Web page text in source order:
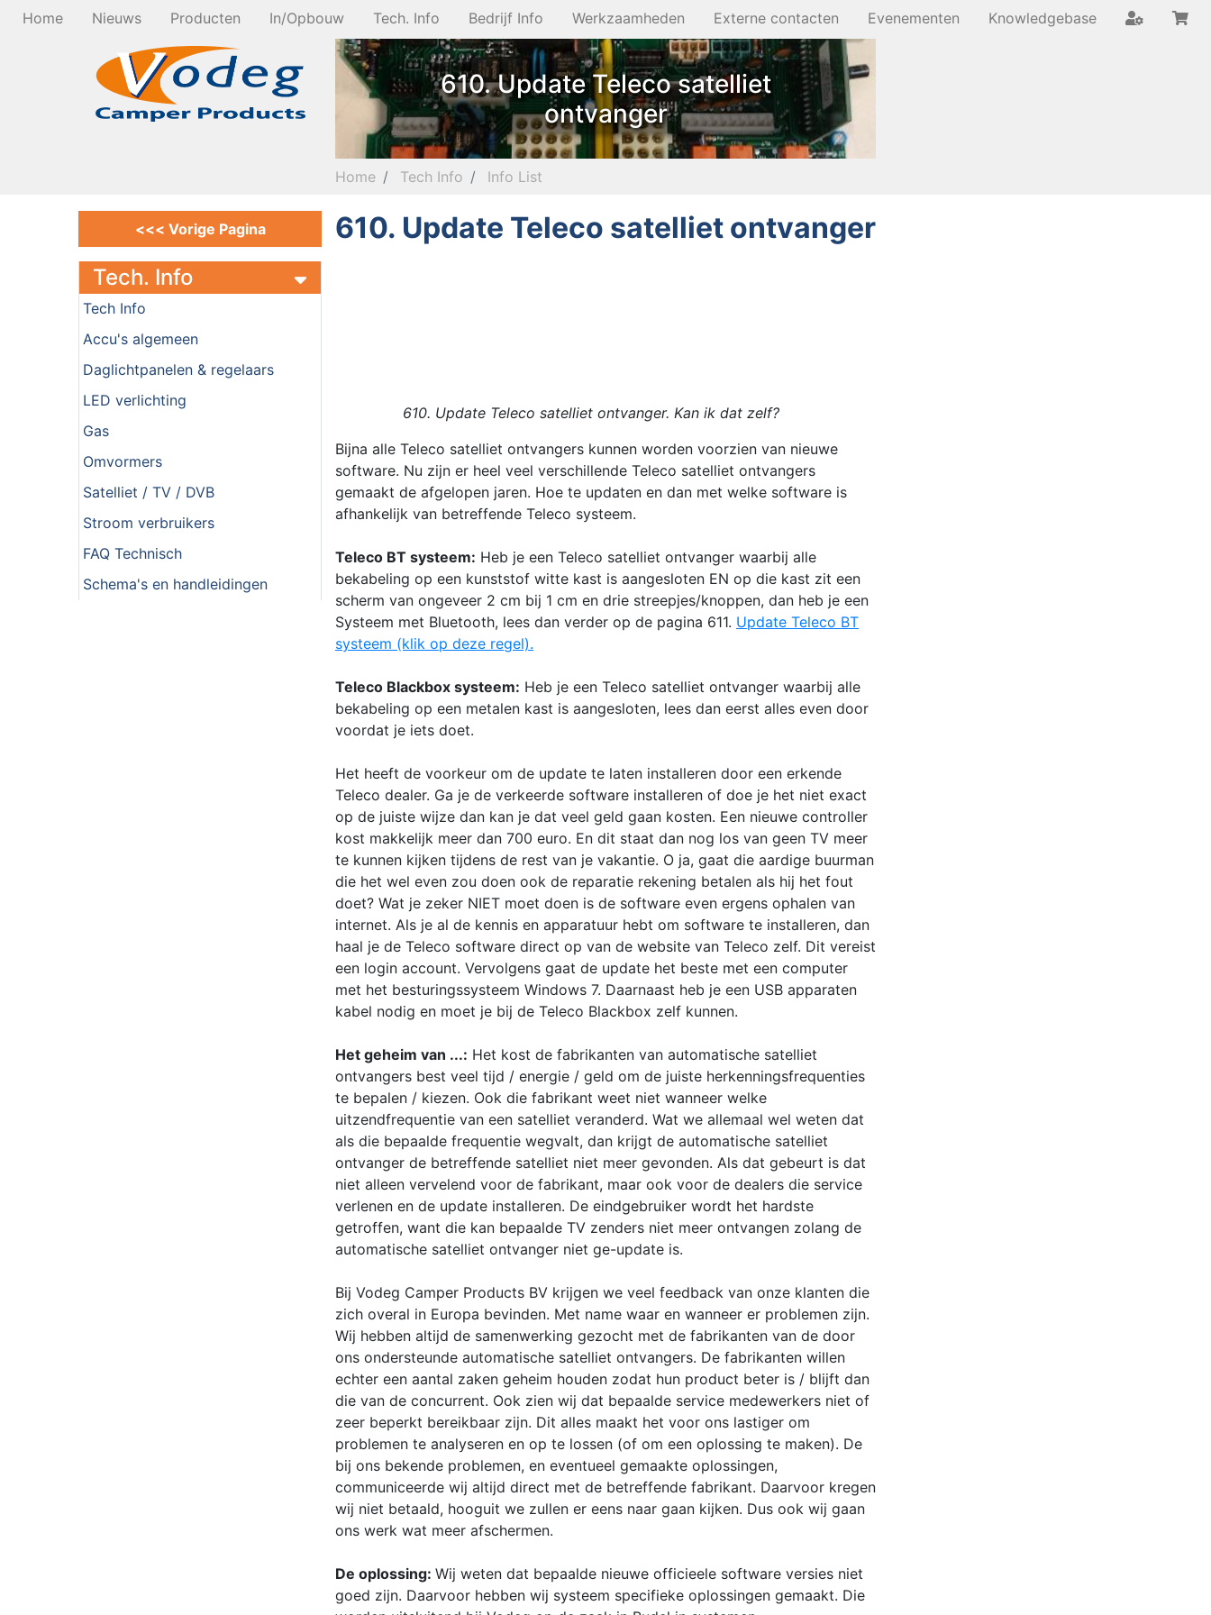
Home Nieuws Producten In/Opbouw Tech. Info Bedrijf Info Werkzaamheden Externe contacten Evenementen Knowledgebase
610. Update Teleco satelliet
ontvanger
Home Tech Info Info List
<<< Vorige Pagina
Tech. Info
Tech Info
Accu's algemeen
Daglichtpanelen & regelaars
LED verlichting
Gas
Omvormers
Satelliet / TV / DVB
Stroom verbruikers
FAQ Technisch
Schema's en handleidingen
610. Update Teleco satelliet ontvanger
610. Update Teleco satelliet ontvanger. Kan ik dat zelf?
Bijna alle Teleco satelliet ontvangers kunnen worden voorzien van nieuwe
software. Nu zijn er heel veel verschillende Teleco satelliet ontvangers
gemaakt de afgelopen jaren. Hoe te updaten en dan met welke software is
afhankelijk van betreffende Teleco systeem.
Teleco BT systeem: Heb je een Teleco satelliet ontvanger waarbij alle
bekabeling op een kunststof witte kast is aangesloten EN op die kast zit een
scherm van ongeveer 2 cm bij 1 cm en drie streepjes/knoppen, dan heb je een
Systeem met Bluetooth, lees dan verder op de pagina 611. Update Teleco BT
systeem (klik op deze regel).
Teleco Blackbox systeem: Heb je een Teleco satelliet ontvanger waarbij alle
bekabeling op een metalen kast is aangesloten, lees dan eerst alles even door
voordat je iets doet.
Het heeft de voorkeur om de update te laten installeren door een erkende
Teleco dealer. Ga je de verkeerde software installeren of doe je het niet exact
op de juiste wijze dan kan je dat veel geld gaan kosten. Een nieuwe controller
kost makkelijk meer dan 700 euro. En dit staat dan nog los van geen TV meer
te kunnen kijken tijdens de rest van je vakantie. O ja, gaat die aardige buurman
die het wel even zou doen ook de reparatie rekening betalen als hij het fout
doet? Wat je zeker NIET moet doen is de software even ergens ophalen van
internet. Als je al de kennis en apparatuur hebt om software te installeren, dan
haal je de Teleco software direct op van de website van Teleco zelf. Dit vereist
een login account. Vervolgens gaat de update het beste met een computer
met het besturingssysteem Windows 7. Daarnaast heb je een USB apparaten
kabel nodig en moet je bij de Teleco Blackbox zelf kunnen.
Het geheim van ...: Het kost de fabrikanten van automatische satelliet
ontvangers best veel tijd / energie / geld om de juiste herkenningsfrequenties
te bepalen / kiezen. Ook die fabrikant weet niet wanneer welke
uitzendfrequentie van een satelliet veranderd. Wat we allemaal wel weten dat
als die bepaalde frequentie wegvalt, dan krijgt de automatische satelliet
ontvanger de betreffende satelliet niet meer gevonden. Als dat gebeurt is dat
niet alleen vervelend voor de fabrikant, maar ook voor de dealers die service
verlenen en de update installeren. De eindgebruiker wordt het hardste
getroffen, want die kan bepaalde TV zenders niet meer ontvangen zolang de
automatische satelliet ontvanger niet ge-update is.
Bij Vodeg Camper Products BV krijgen we veel feedback van onze klanten die
zich overal in Europa bevinden. Met name waar en wanneer er problemen zijn.
Wij hebben altijd de samenwerking gezocht met de fabrikanten van de door
ons ondersteunde automatische satelliet ontvangers. De fabrikanten willen
echter een aantal zaken geheim houden zodat hun product beter is / blijft dan
die van de concurrent. Ook zien wij dat bepaalde service medewerkers niet of
zeer beperkt bereikbaar zijn. Dit alles maakt het voor ons lastiger om
problemen te analyseren en op te lossen (of om een oplossing te maken). De
bij ons bekende problemen, en eventueel gemaakte oplossingen,
communiceerde wij altijd direct met de betreffende fabrikant. Daarvoor kregen
wij niet betaald, hooguit we zullen er eens naar gaan kijken. Dus ook wij gaan
ons werk wat meer afschermen.
De oplossing: Wij weten dat bepaalde nieuwe officieele software versies niet
goed zijn. Daarvoor hebben wij systeem specifieke oplossingen gemaakt. Die